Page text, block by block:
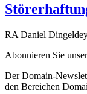
RA Daniel
Abonnieren Sie
Der Domain-
den Bereichen